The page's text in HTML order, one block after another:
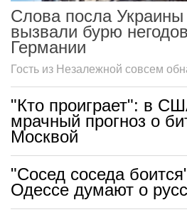
Слова посла Украины
вызвали бурю
Германии
Гость из Незалежной совсем
"Кто проиграет": в
мрачный прогноз о
Москвой
"Сосед соседа
Одессе думают о